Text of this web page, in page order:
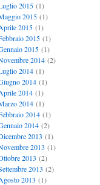
2015(1)
2015(1)
2015(1)
2015(1)
2015(1)
2014(2)
2014(1)
2014(1)
2014(1)
2014(1)
2014(1)
2014(2)
2013 (1)
2013 (1)
2013 (2)
2013 (2)
2013 (1)